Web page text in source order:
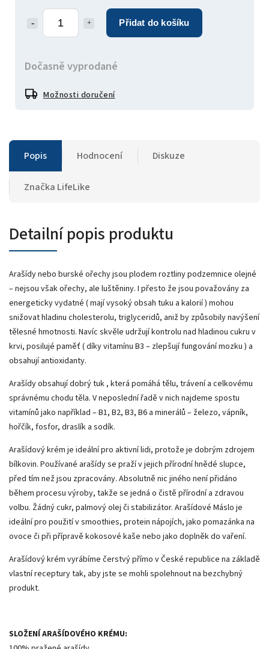
Přidat do košíku
Dočasně vyprodané
Možnosti doručení
Popis Hodnocení Diskuze
Značka LifeLike
Detailní popis produktu
Arašídy nebo burské ořechy jsou plodem roztliny podzemnice olejné
– nejsou však ořechy, ale luštěniny. I přesto že jsou považovány za
energeticky vydatné ( mají vysoký obsah tuku a kalorií ) mohou
snižovat hladinu cholesterolu, triglyceridů, aniž by způsobily navýšení
tělesné hmotnosti. Navíc skvěle udržují kontrolu nad hladinou cukru v
krvi, posilujé paměť ( díky vitamínu B3 – zlepšují fungování mozku ) a
obsahují antioxidanty.
Arašídy obsahují dobrý tuk , která pomáhá tělu, trávení a celkovému
správnému chodu těla. V neposlední řadě v nich najdeme spostu
vitamínů jako například – B1, B2, B3, B6 a minerálů – železo, vápník,
hořčík, fosfor, draslík a sodík.
Arašídový krém je ideální pro aktivní lidi, protože je dobrým zdrojem
bílkovin. Používané arašídy se praží v jejich přírodní hnědé slupce,
před tím než jsou zpracovány. Absolutně nic jiného není přidáno
během procesu výroby, takže se jedná o čistě přírodní a zdravou
volbu. Žádný cukr, palmový olej či stabilizátor. A­rašídové Máslo je
ideální pro použití v smoothies, protein nápojích, jako pomazánka na
ovoce či při přípravě kokosové kaše nebo jako doplněk do vaření.
Arašídový krém vyrábíme čerstvý přímo v České republice na základě
vlastní receptury tak, aby jste se mohli spolehnout na bezchybný
produkt.
SLOŽENÍ ARAŠÍDOVÉHO KRÉMU: